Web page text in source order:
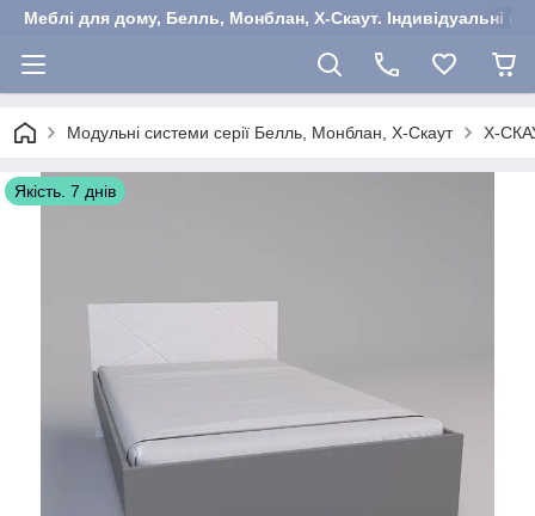
Меблі для дому, Белль, Монблан, Х-Скаут. Індивідуальні
Модульні системи серії Белль, Монблан, Х-Скаут Х-
Якість. 7 днів